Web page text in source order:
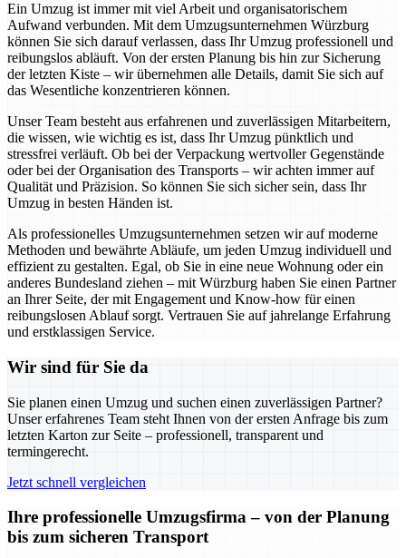
Ein Umzug ist immer mit viel Arbeit und organisatorischem
Aufwand verbunden. Mit dem Umzugsunternehmen Würzburg
können Sie sich darauf verlassen, dass Ihr Umzug professionell und
reibungslos abläuft. Von der ersten Planung bis hin zur Sicherung
der letzten Kiste – wir übernehmen alle Details, damit Sie sich auf
das Wesentliche konzentrieren können.
Unser Team besteht aus erfahrenen und zuverlässigen Mitarbeitern,
die wissen, wie wichtig es ist, dass Ihr Umzug pünktlich und
stressfrei verläuft. Ob bei der Verpackung wertvoller Gegenstände
oder bei der Organisation des Transports – wir achten immer auf
Qualität und Präzision. So können Sie sich sicher sein, dass Ihr
Umzug in besten Händen ist.
Als professionelles Umzugsunternehmen setzen wir auf moderne
Methoden und bewährte Abläufe, um jeden Umzug individuell und
effizient zu gestalten. Egal, ob Sie in eine neue Wohnung oder ein
anderes Bundesland ziehen – mit Würzburg haben Sie einen Partner
an Ihrer Seite, der mit Engagement und Know-how für einen
reibungslosen Ablauf sorgt. Vertrauen Sie auf jahrelange Erfahrung
und erstklassigen Service.
Wir sind für Sie da
Sie planen einen Umzug und suchen einen zuverlässigen Partner?
Unser erfahrenes Team steht Ihnen von der ersten Anfrage bis zum
letzten Karton zur Seite – professionell, transparent und
termingerecht.
Jetzt schnell vergleichen
Ihre professionelle Umzugsfirma – von der Planung
bis zum sicheren Transport